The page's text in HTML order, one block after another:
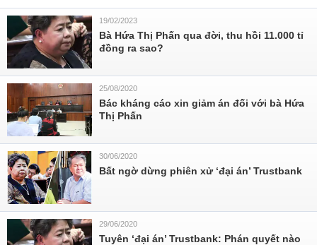
19/02/2023
Bà Hứa Thị Phấn qua đời, thu hồi 11.000 tỉ
đồng ra sao?
25/08/2020
Bác kháng cáo xin giảm án đối với bà Hứa
Thị Phấn
30/06/2020
Bất ngờ dừng phiên xử ‘đại án’ Trustbank
29/06/2020
Tuyên ‘đại án’ Trustbank: Phán quyết nào